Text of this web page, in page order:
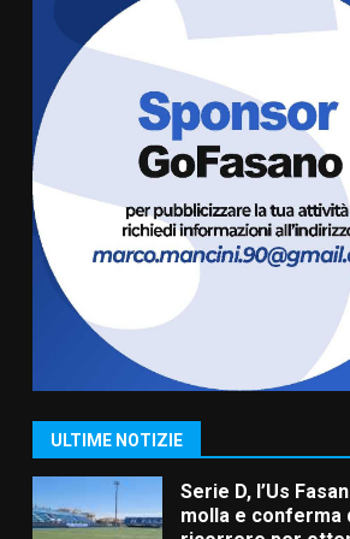
ULTIME NOTIZIE
“I Contestatori:
appuntamento con
Banda”
7 Agosto 2026 06:05
7
US Fasano,
“Profonda
esclusione dal
calcio”
7 Agosto 2026 06:00
1
Grande successo
“Sagra del Pesce
Serie D, l’Us
molla e conferma